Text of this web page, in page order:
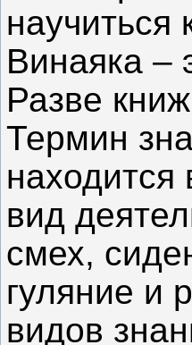
научиться
Винаяка –
Разве
Термин
вид
смех,
гуляние и
видов